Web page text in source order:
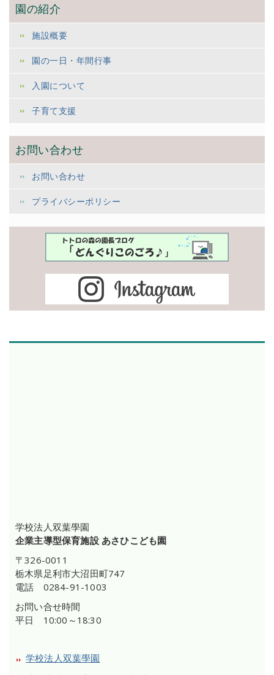
園の紹介
施設概要
園の一日・年間行事
入園について
子育て支援
お問い合わせ
お問い合わせ
プライバシーポリシー
学校法人双葉學園
企業主導型保育施設 あさひこども園
〒326-0011
栃木県足利市大沼田町747
電話 0284-91-1003
お問い合せ時間
平日 10:00～18:30
学校法人双葉學園